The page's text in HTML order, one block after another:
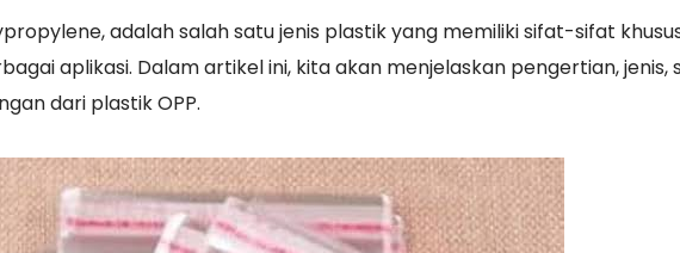
adalah salah satu jenis plastik yang memiliki sifat-sifat
aplikasi. Dalam artikel ini, kita akan menjelaskan pengertian, jenis,
dari plastik OPP.